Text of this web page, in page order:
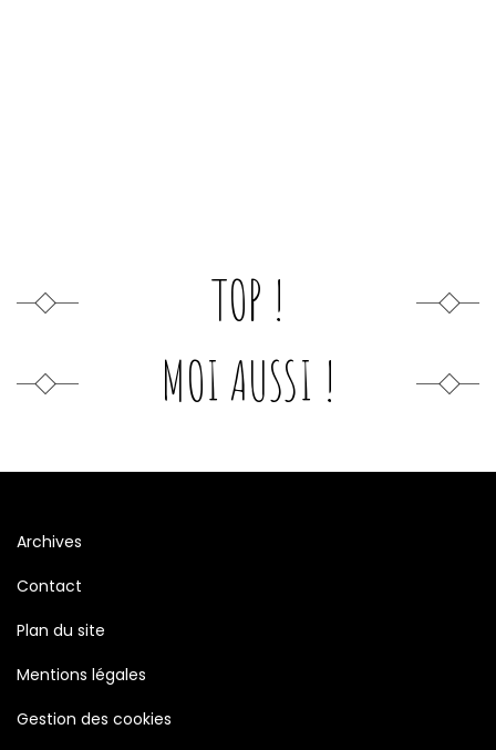
TOP !
MOI AUSSI !
Archives
Contact
Plan du site
Mentions légales
Gestion des cookies